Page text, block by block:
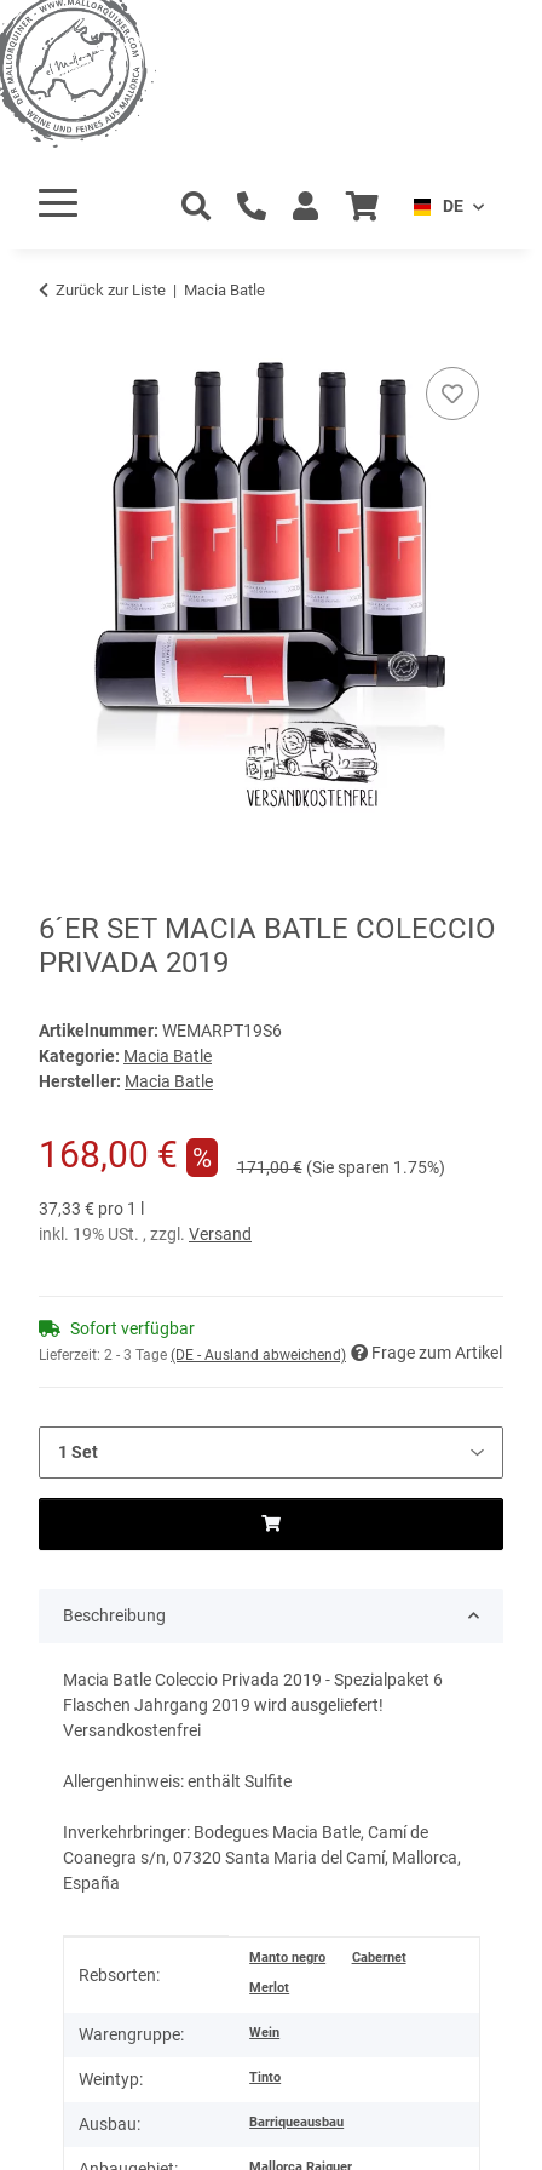
DE
Zurück zur Liste Macia Batle
6´ER SET MACIA BATLE COLECCIO
PRIVADA 2019
Artikelnummer: WEMARPT19S6
Kategorie: Macia Batle
Hersteller: Macia Batle
168,00 € % 171,00 €(Sie sparen 1.75%)
37,33 € pro 1 l
inkl. 19% USt. , zzgl. Versand
Sofort verfügbar
Lieferzeit: 2 - 3 Tage (DE - Ausland abweichend) Frage zum Artikel
Beschreibung
Macia Batle Coleccio Privada 2019 - Spezialpaket 6
Flaschen Jahrgang 2019 wird ausgeliefert!
Versandkostenfrei
Allergenhinweis: enthält Sulfite
Inverkehrbringer: Bodegues Macia Batle, Camí de
Coanegra s/n, 07320 Santa Maria del Camí, Mallorca,
España
Rebsorten:
Manto negro
Cabernet
Merlot
Warengruppe: Wein
Weintyp: Tinto
Ausbau: Barriqueausbau
Mallorca Raiguer